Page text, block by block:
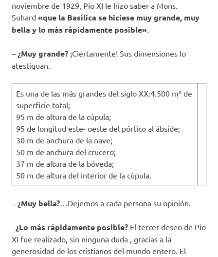
noviembre de 1929, Pío XI le hizo saber a Mons.
Suhard «que la Basílica se hiciese muy grande, muy
bella y lo más rápidamente posible».
– ¿Muy grande? ¡Ciertamente! Sus dimensiones lo
atestiguan.
Es una de las más grandes del siglo XX:4.500 m² de
superficie total;
95 m de altura de la cúpula;
95 de longitud este- oeste del pórtico al ábside;
30 m de anchura de la nave;
50 m de anchura del crucero;
37 m de altura de la bóveda;
50 m de altura del interior de la cúpula.
– ¿Muy bella?…Dejemos a cada persona su opinión.
–¿Lo más rápidamente posible? El tercer deseo de Pío
XI fue realizado, sin ninguna duda , gracias a la
generosidad de los cristianos del mundo entero. El